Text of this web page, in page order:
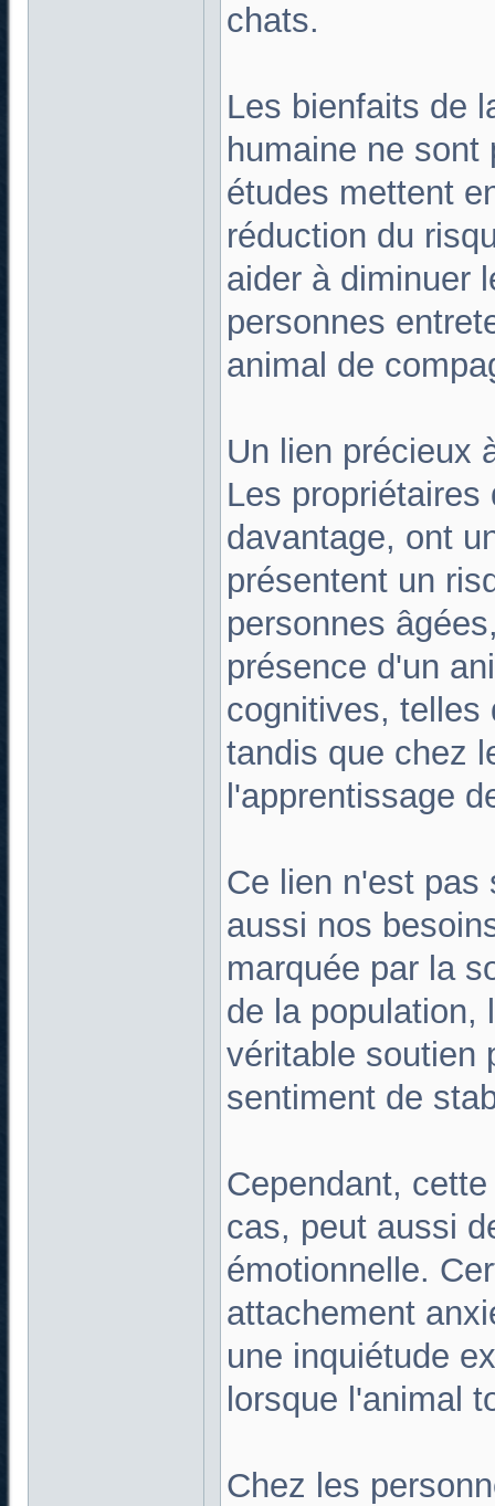
chats.
Les bienfaits de
humaine ne sont
études mettent
réduction du
aider à diminuer
personnes
animal de
Un lien précieux
Les
davantage, ont
présentent un
personnes
présence d'un
cognitives, telles
tandis que chez
l'apprentissage
Ce lien n'est pas
aussi nos
marquée par la
de la population,
véritable soutien
sentiment de
Cependant,
cas, peut aussi
émotionnelle.
attachement
une inquiétude
lorsque l'animal
Chez les